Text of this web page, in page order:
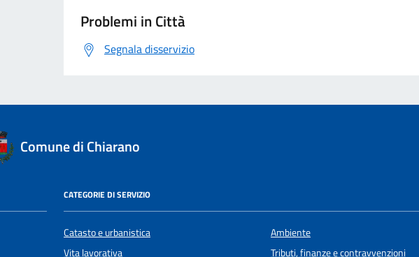
Problemi in Città
Segnala disservizio
Comune di Chiarano
CATEGORIE DI SERVIZIO
Catasto e urbanistica
Vita lavorativa
Ambiente
Tributi, finanze e contravvenzioni